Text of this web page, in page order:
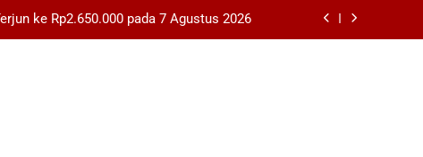
ke Rp2.650.000 pada 7 Agustus 2026
Tantangan Budaya Membaca Tetap Ada
Petitum Praperadilan Roy Suryo Jilid 4